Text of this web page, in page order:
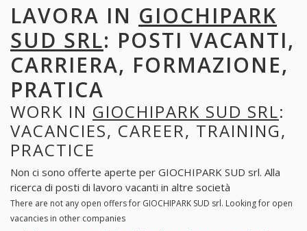
LAVORA IN GIOCHIPARK
SUD SRL: POSTI VACANTI,
CARRIERA, FORMAZIONE,
PRATICA
WORK IN GIOCHIPARK SUD SRL:
VACANCIES, CAREER, TRAINING,
PRACTICE
Non ci sono offerte aperte per GIOCHIPARK SUD srl. Alla
ricerca di posti di lavoro vacanti in altre società
There are not any open offers for GIOCHIPARK SUD srl. Looking for open
vacancies in other companies